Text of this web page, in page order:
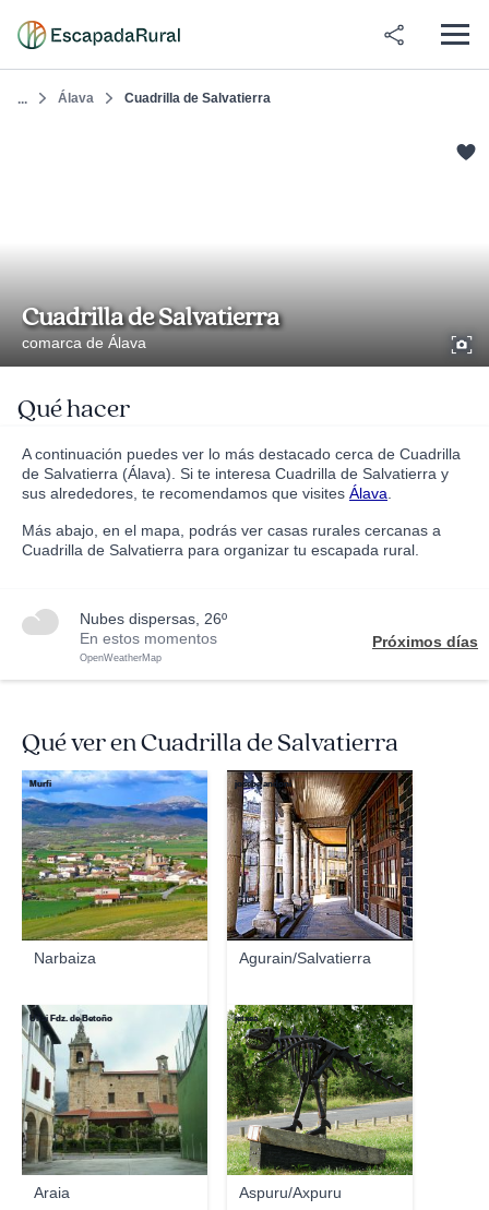
... Álava Cuadrilla de Salvatierra
Cuadrilla de Salvatierra
comarca de Álava
Qué hacer
A continuación puedes ver lo más destacado cerca de Cuadrilla
de Salvatierra (Álava). Si te interesa Cuadrilla de Salvatierra y
sus alrededores, te recomendamos que visites Álava
Más abajo, en el mapa, podrás ver casas rurales cercanas a
Cuadrilla de Salvatierra para organizar tu escapada rural.
nubes dispersas, 26º
En estos momentos
OpenWeatherMap
Próximos días
Qué ver en Cuadrilla de Salvatierra
Narbaiza
Murfi
Agurain/Salvatierra
joseba andoni
Araia
Unai Fdz. de Betoño
Aspuru/Axpuru
jetxea